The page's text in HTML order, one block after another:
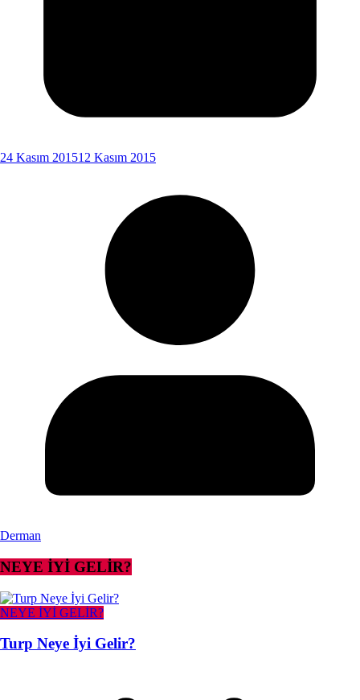
24 Kasım 201512 Kasım 2015
Derman
NEYE İYİ GELİR?
NEYE İYİ GELİR?
Turp Neye İyi Gelir?